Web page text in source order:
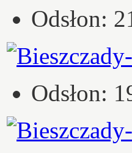
Odsłon:
Odsłon: